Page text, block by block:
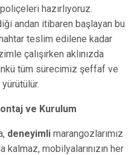
poliçeleri hazırlıyoruz.
andan itibaren başlayan bu
teslim edilene kadar
çalışırken aklınızda
tüm sürecimiz şeffaf ve
ve Kurulum
deneyimli marangozlarımız
kalmaz, mobilyalarınızın her